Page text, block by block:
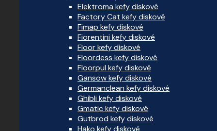
Elektroma kefy diskové
Factory Cat kefy diskové
Fimap kefy diskové
Fiorentini kefy diskové
Floor kefy diskové
Floordess kefy diskové
Floorpul kefy diskové
Gansow kefy diskové
Germanclean kefy diskové
Ghibli kefy diskové
Gmatic kefy diskové
Gutbrod kefy diskové
Hako kefy diskové